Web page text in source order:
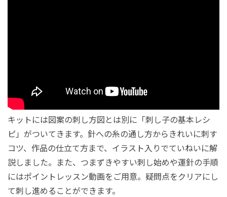
キットには図案の刺し方図とは別に「刺し子の基本レシ
ピ」がついてきます。針への糸の通し方からきれいに刺す
コツ、作品の仕立て方まで、イラスト入りでていねいに解
説しました。また、つまずきやすい刺し始めや運針の手順
にはポイントレッスン動画をご用意。疑問点をクリアにし
て刺し進めることができます。